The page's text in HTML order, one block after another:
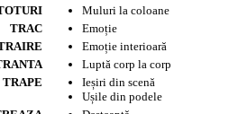
Muluri la coloane
TRAC
Emoție
Emoție interioară
Luptă corp la corp
TRAPE
Ieșiri din scenă
Ușile din podele